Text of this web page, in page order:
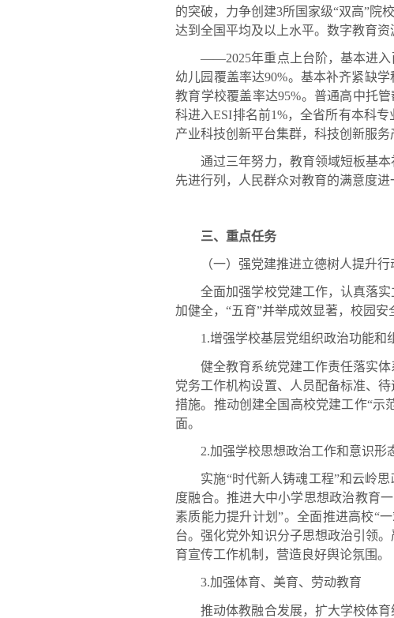
的突破，力争创建3所国家级“双高”院
达到全国平均及以上水平。数字教育资
——2025年重点上台阶，基本进入西
幼儿园覆盖率达90%。基本补齐紧缺
教育学校覆盖率达95%。普通高中托
科进入ESI排名前1%，全省所有本科
产业科技创新平台集群，科技创新服
通过三年努力，教育领域短板基本
先进行列，人民群众对教育的满意度进
三、重点任务
（一）强党建推进立德树人提升行
全面加强学校党建工作，认真落实
加健全，“五育”并举成效显著，校园安
1.增强学校基层党组织政治功能和
健全教育系统党建工作责任落实体
党务工作机构设置、人员配备标准、
措施。推动创建全国高校党建工作“示
面。
2.加强学校思想政治工作和意识形
实施“时代新人铸魂工程”和云岭思
度融合。推进大中小学思想政治教育
素质能力提升计划”。全面推进高校“
台。强化党外知识分子思想政治引领
育宣传工作机制，营造良好舆论氛围。
3.加强体育、美育、劳动教育
推动体教融合发展，扩大学校体育